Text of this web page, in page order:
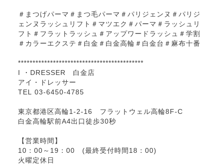
＃まつげパーマ＃まつ毛パーマ＃パリジェンヌ＃パリジ
ェンヌラッシュリフト＃マツエク＃パーマ＃ラッシュリ
フト＃フラットラッシュ＃アップワードラッシュ＃学割
＃カラーエクステ＃白金＃白金高輪＃白金台＃麻布十番
*******************************************
I ・DRESSER 白金店
アイ・ドレッサー
TEL 03-6450-4785
東京都港区高輪1-2-16 フラットウェル高輪8F-C
白金高輪駅前A4出口徒歩30秒
【営業時間】
10：00～19：00 (最終受付時間18：00)
火曜定休日